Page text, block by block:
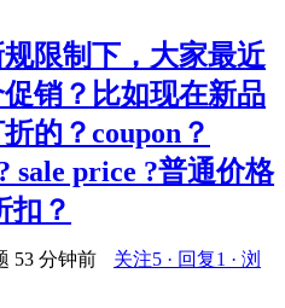
限制下，大家最近
销？比如现在新品
的？coupon？
sale price ?普通价格
扣？
53 分钟前
关注5 · 回复1 · 浏